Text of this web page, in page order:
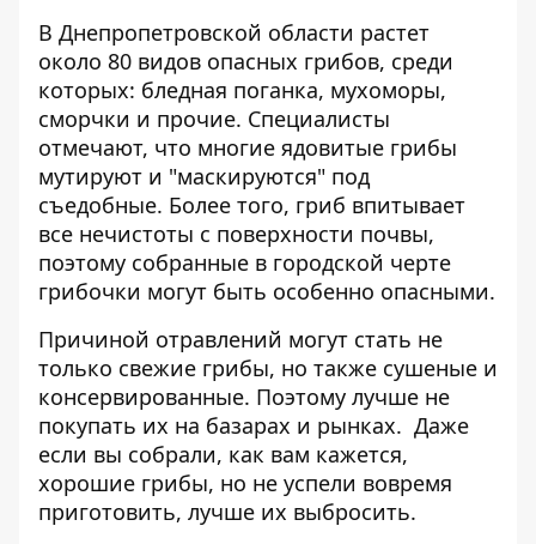
В Днепропетровской области растет
около 80 видов опасных грибов, среди
которых: бледная поганка, мухоморы,
сморчки и прочие. Специалисты
отмечают, что многие ядовитые грибы
мутируют и "маскируются" под
съедобные. Более того, гриб впитывает
все нечистоты с поверхности почвы,
поэтому собранные в городской черте
грибочки могут быть особенно опасными.
Причиной отравлений могут стать не
только свежие грибы, но также сушеные и
консервированные. Поэтому лучше не
покупать их на базарах и рынках. Даже
если вы собрали, как вам кажется,
хорошие грибы, но не успели вовремя
приготовить, лучше их выбросить.